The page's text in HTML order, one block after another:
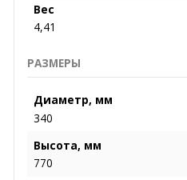
Вес
4,41
РАЗМЕРЫ
Диаметр, мм
340
Высота, мм
770